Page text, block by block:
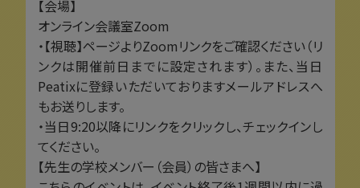
【会場】
オンライン会議室Zoom
・【視聴】ページよりZoomリンクをご確認ください（リ
ンクは開催前日までに設定されます）。また、当日
Peatixに登録いただいておりますメールアドレスへ
もお送りします。
・当日9:20以降にリンクをクリックし、チェックインし
てください。
【先生の学校メンバー（会員）の皆さまへ】